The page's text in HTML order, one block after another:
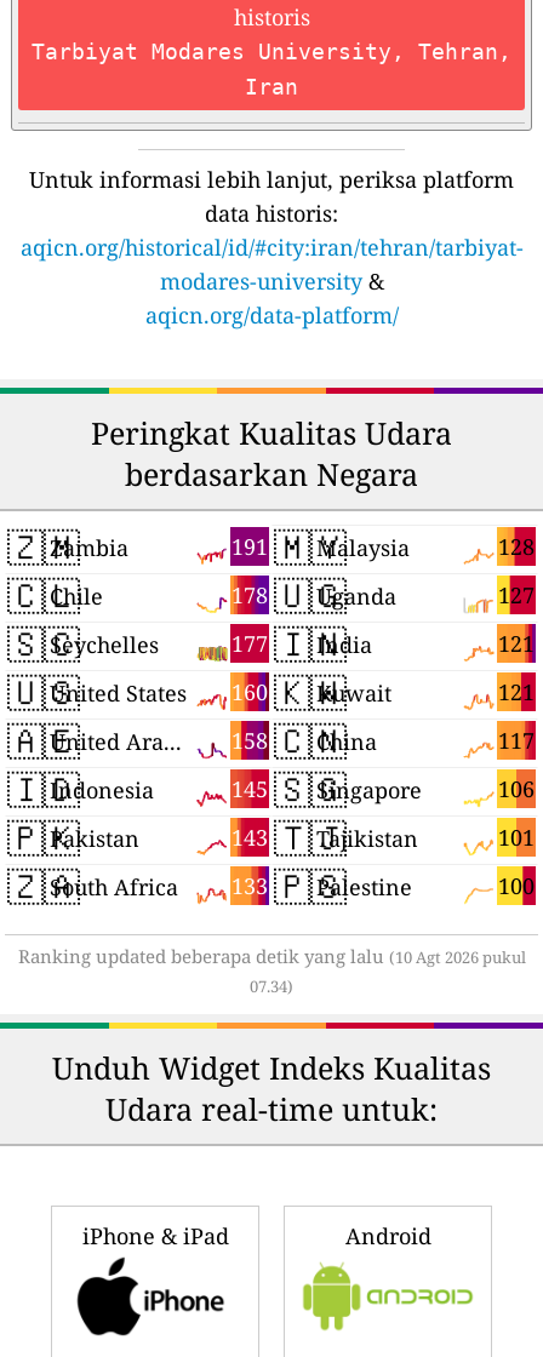
historis
Tarbiyat Modares University, Tehran,
Iran
Untuk informasi lebih lanjut, periksa platform
data historis:
aqicn.org/historical/id/#city:iran/tehran/tarbiyat-
modares-university&
aqicn.org/data-platform/
Peringkat Kualitas Udara
berdasarkan Negara
🇿🇲 191
Zambia
🇨🇱 178
Chile
🇸🇨 177
Seychelles
🇺🇸 160
United States
🇦🇪 158
United Arab Emirates
🇮🇩 145
Indonesia
🇵🇰 143
Pakistan
🇿🇦 133
South Africa
🇲🇾 128
Malaysia
🇺🇬 127
Uganda
🇮🇳 121
India
🇰🇼 121
Kuwait
🇨🇳 117
China
🇸🇬 106
Singapore
🇹🇯 101
Tajikistan
🇵🇸 100
Palestine
Ranking updated beberapa detik yang lalu (10 Agt 2026 pukul
07.34)
Unduh Widget Indeks Kualitas
Udara real-time untuk:
iPhone & iPad Android